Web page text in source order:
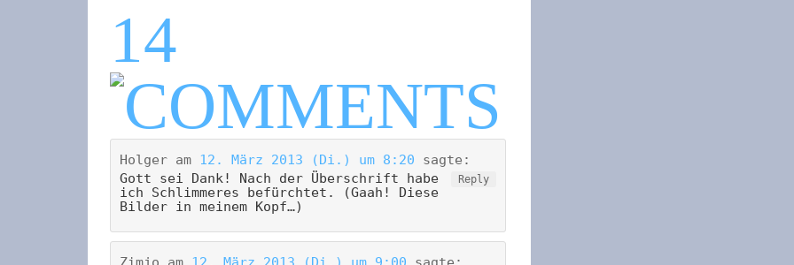
14
Holger am 12. März 2013 (Di.) um 8:20 sagte:
Reply
Gott sei Dank! Nach der Überschrift habe
ich Schlimmeres befürchtet. (Gaah! Diese
Bilder in meinem Kopf…)